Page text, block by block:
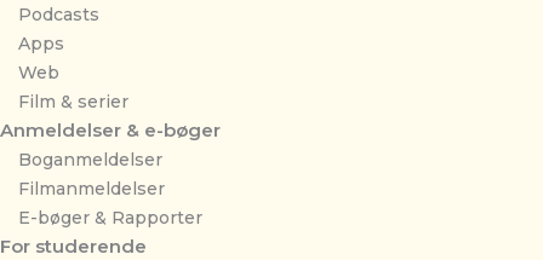
Podcasts
Apps
Web
Film & serier
Anmeldelser & e-bøger
Boganmeldelser
Filmanmeldelser
E-bøger & Rapporter
For studerende